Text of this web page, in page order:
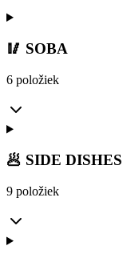
🥢 SOBA
6 položiek
🥟 SIDE DISHES
9 položiek